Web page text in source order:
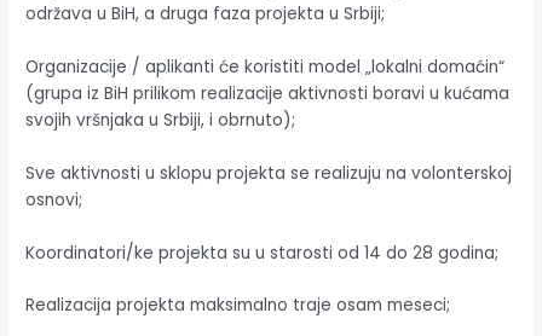
održava u BiH, a druga faza projekta u Srbiji;
Organizacije / aplikanti će koristiti model „lokalni domaćin“
(grupa iz BiH prilikom realizacije aktivnosti boravi u kućama
svojih vršnjaka u Srbiji, i obrnuto);
Sve aktivnosti u sklopu projekta se realizuju na volonterskoj
osnovi;
Koordinatori/ke projekta su u starosti od 14 do 28 godina;
Realizacija projekta maksimalno traje osam meseci;